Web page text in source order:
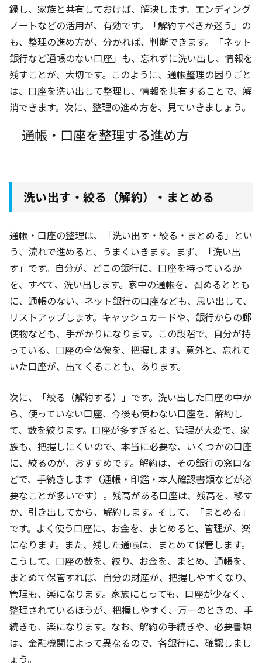
録し、家族と共有しておけば、解決します。エンディング
ノートなどの活用が、有効です。「解約すべきか迷う」の
も、整理の進め方が、分かれば、判断できます。「ネット
銀行など通帳のない口座」も、忘れずに洗い出し、情報を
残すことが、大切です。このように、通帳整理の困りごと
は、口座を洗い出して整理し、情報を共有することで、解
消できます。次に、整理の進め方を、見ていきましょう。
通帳・口座を整理する進め方
洗い出す・絞る（解約）・まとめる
通帳・口座の整理は、「洗い出す・絞る・まとめる」とい
う、流れで進めると、うまくいきます。まず、「洗い出
す」です。自分が、どこの銀行に、口座を持っているか
を、すべて、洗い出します。家中の通帳を、집めるととも
に、通帳のない、ネット銀行の口座なども、思い出して、
リストアップします。キャッシュカードや、銀行からの郵
便物なども、手がかりになります。この段階で、自分が持
っている、口座の全体像を、把握します。意外と、忘れて
いた口座が、出てくることも、あります。
次に、「絞る（解約する）」です。洗い出した口座の中か
ら、使っていない口座、今後も使わない口座を、解約し
て、数を絞ります。口座が多すぎると、管理が大変で、家
族も、把握しにくいので、本当に必要な、いくつかの口座
に、絞るのが、おすすめです。解約は、その銀行の窓口な
どで、手続きします（通帳・印鑑・本人確認書類などが必
要なことが多いです）。残高がある口座は、残高を、移す
か、引き出してから、解約します。そして、「まとめる」
です。よく使う口座に、お金を、まとめると、管理が、楽
になります。また、残した通帳は、まとめて保管します。
こうして、口座の数を、絞り、お金を、まとめ、通帳を、
まとめて保管すれば、自分の財産が、把握しやすくなり、
管理も、楽になります。家族にとっても、口座が少なく、
整理されているほうが、把握しやすく、万一のときの、手
続きも、楽になります。なお、解約の手続きや、必要書類
は、金融機関によって異なるので、各銀行に、確認しまし
ょう。